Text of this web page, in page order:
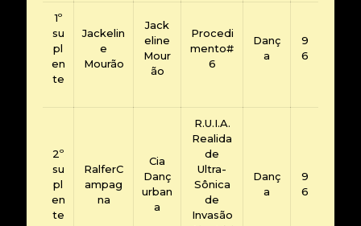
1º
su
pl
en
te
Jackelin
e
Mourão
Jack
eline
Mour
ão
Procedi
mento#
6
Danç
a
9
6
2º
su
pl
en
te
RalferC
ampag
na
Cia
Danç
urban
a
R.U.I.A.
Realida
de
Ultra-
Sônica
de
Invasão
Danç
a
9
6